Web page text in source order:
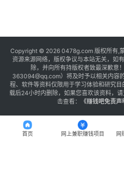
Copyright © 2026 0478g.com 版权所有,
资源来源网络，版权争议与本站无关，如
除，并向所有持版权者致最深歉意
363094@qq.com）将及时予以相关内容
程、软件等资料仅限用于学习体验和研究
载后24小时内删除，如果您喜欢该资料，
击查看：
《赚钱吧免责声
首页 网上兼职赚钱项目 网